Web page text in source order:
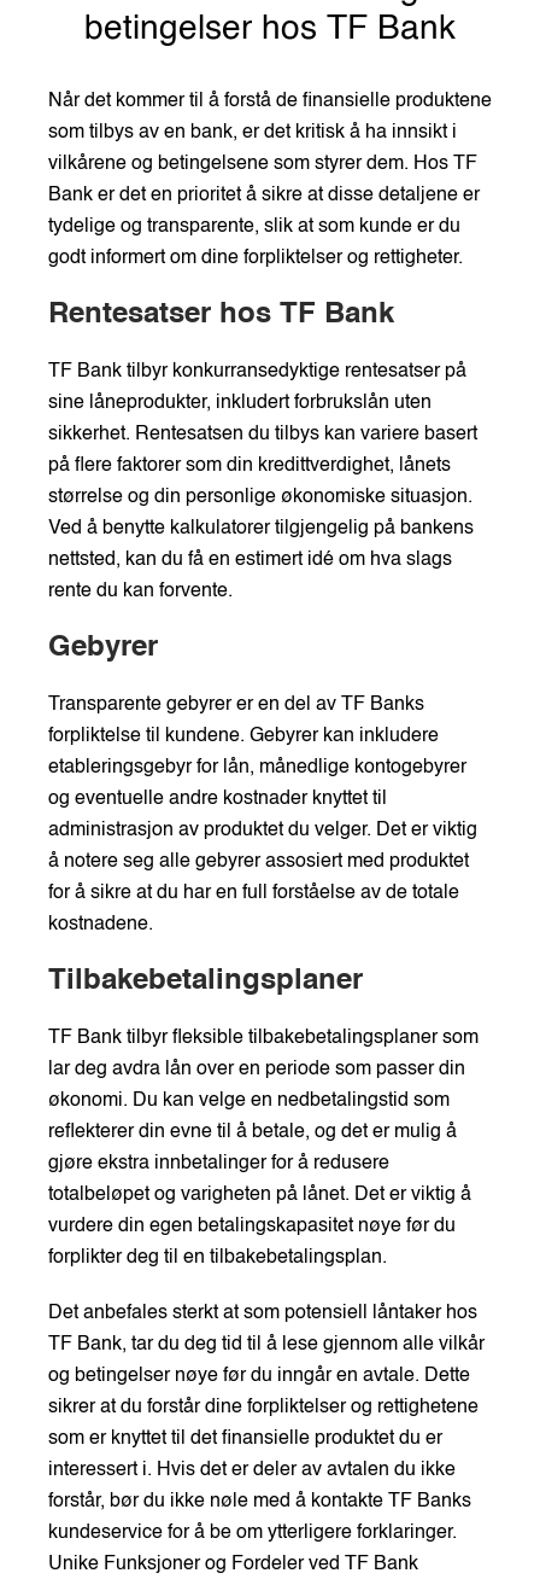
betingelser hos TF Bank
Når det kommer til å forstå de finansielle produktene
som tilbys av en bank, er det kritisk å ha innsikt i
vilkårene og betingelsene som styrer dem. Hos TF
Bank er det en prioritet å sikre at disse detaljene er
tydelige og transparente, slik at som kunde er du
godt informert om dine forpliktelser og rettigheter.
Rentesatser hos TF Bank
TF Bank tilbyr konkurransedyktige rentesatser på
sine låneprodukter, inkludert forbrukslån uten
sikkerhet. Rentesatsen du tilbys kan variere basert
på flere faktorer som din kredittverdighet, lånets
størrelse og din personlige økonomiske situasjon.
Ved å benytte kalkulatorer tilgjengelig på bankens
nettsted, kan du få en estimert idé om hva slags
rente du kan forvente.
Gebyrer
Transparente gebyrer er en del av TF Banks
forpliktelse til kundene. Gebyrer kan inkludere
etableringsgebyr for lån, månedlige kontogebyrer
og eventuelle andre kostnader knyttet til
administrasjon av produktet du velger. Det er viktig
å notere seg alle gebyrer assosiert med produktet
for å sikre at du har en full forståelse av de totale
kostnadene.
Tilbakebetalingsplaner
TF Bank tilbyr fleksible tilbakebetalingsplaner som
lar deg avdra lån over en periode som passer din
økonomi. Du kan velge en nedbetalingstid som
reflekterer din evne til å betale, og det er mulig å
gjøre ekstra innbetalinger for å redusere
totalbeløpet og varigheten på lånet. Det er viktig å
vurdere din egen betalingskapasitet nøye før du
forplikter deg til en tilbakebetalingsplan.
Det anbefales sterkt at som potensiell låntaker hos
TF Bank, tar du deg tid til å lese gjennom alle vilkår
og betingelser nøye før du inngår en avtale. Dette
sikrer at du forstår dine forpliktelser og rettighetene
som er knyttet til det finansielle produktet du er
interessert i. Hvis det er deler av avtalen du ikke
forstår, bør du ikke nøle med å kontakte TF Banks
kundeservice for å be om ytterligere forklaringer.
Unike Funksjoner og Fordeler ved TF Bank